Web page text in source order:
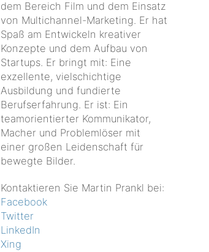
dem Bereich Film und dem Einsatz
von Multichannel-Marketing. Er hat
Spaß am Entwickeln kreativer
Konzepte und dem Aufbau von
Startups. Er bringt mit: Eine
exzellente, vielschichtige
Ausbildung und fundierte
Berufserfahrung. Er ist: Ein
teamorientierter Kommunikator,
Macher und Problemlöser mit
einer großen Leidenschaft für
bewegte Bilder.
Kontaktieren Sie Martin Prankl bei:
Facebook
Twitter
LinkedIn
Xing